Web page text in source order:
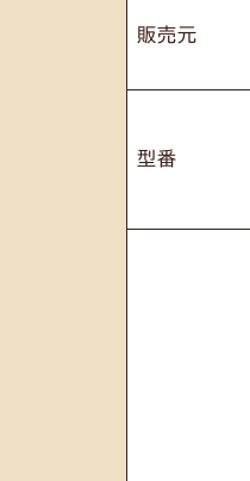
販売元
型番